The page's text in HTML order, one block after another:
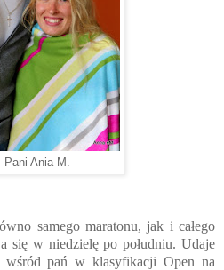
Pani Ania M.
samego maratonu, jak i całego
się w niedzielę po południu. Udaje
wśród pań w klasyfikacji Open na